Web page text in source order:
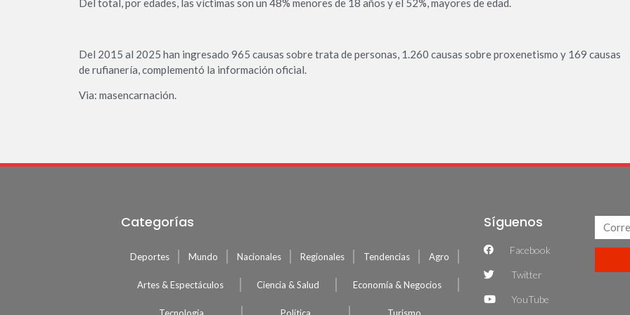
Del total, por edades, las víctimas son un 48% menores de 18 años y el 52%, mayores de edad.
Del 2015 al 2025 han ingresado 965 causas sobre trata de personas, 1.260 causas sobre proxenetismo y 169 causas
de rufianería, complementó la información oficial.
Via: masencarnación.
Categorías
Deportes Mundo Nacionales Regionales Tendencias Agro
Artes & Espectáculos Ciencia & Salud Economía & Negocios
Tecnología Política Turismo
Síguenos
Facebook
Twitter
YouTube